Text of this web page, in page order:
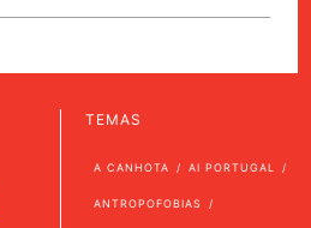
TEMAS
A CANHOTA AI PORTUGAL
ANTROPOFOBIAS